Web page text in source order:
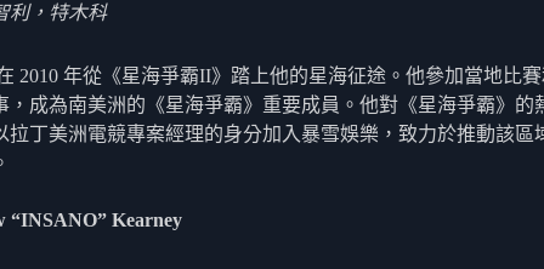
利，特木科
2010 年從《星海爭霸II》踏上他的星海征途。他參加當地比
，成為南美洲的《星海爭霸》重要成員。他對《星海爭霸》的
拉丁美洲電競專案經理的身分加入暴雪娛樂，致力於推動該區
“INSANO” Kearney